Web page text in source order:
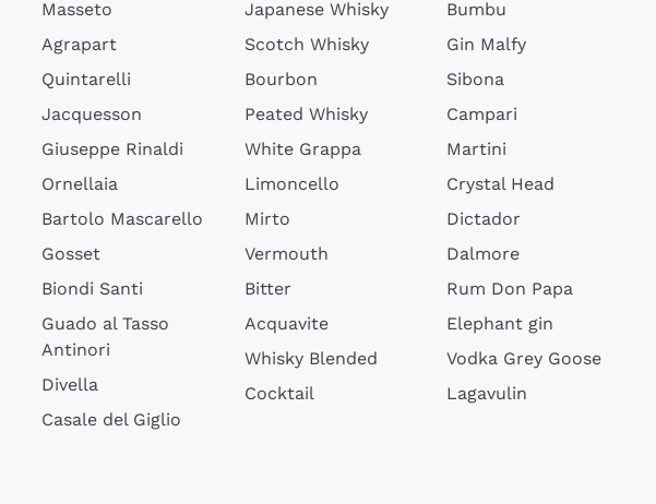
Masseto
Agrapart
Quintarelli
Jacquesson
Giuseppe Rinaldi
Ornellaia
Bartolo Mascarello
Gosset
Biondi Santi
Guado al Tasso
Antinori
Divella
Casale del Giglio
Japanese Whisky
Scotch Whisky
Bourbon
Peated Whisky
White Grappa
Limoncello
Mirto
Vermouth
Bitter
Acquavite
Whisky Blended
Cocktail
Bumbu
Gin Malfy
Sibona
Campari
Martini
Crystal Head
Dictador
Dalmore
Rum Don Papa
Elephant gin
Vodka Grey Goose
Lagavulin